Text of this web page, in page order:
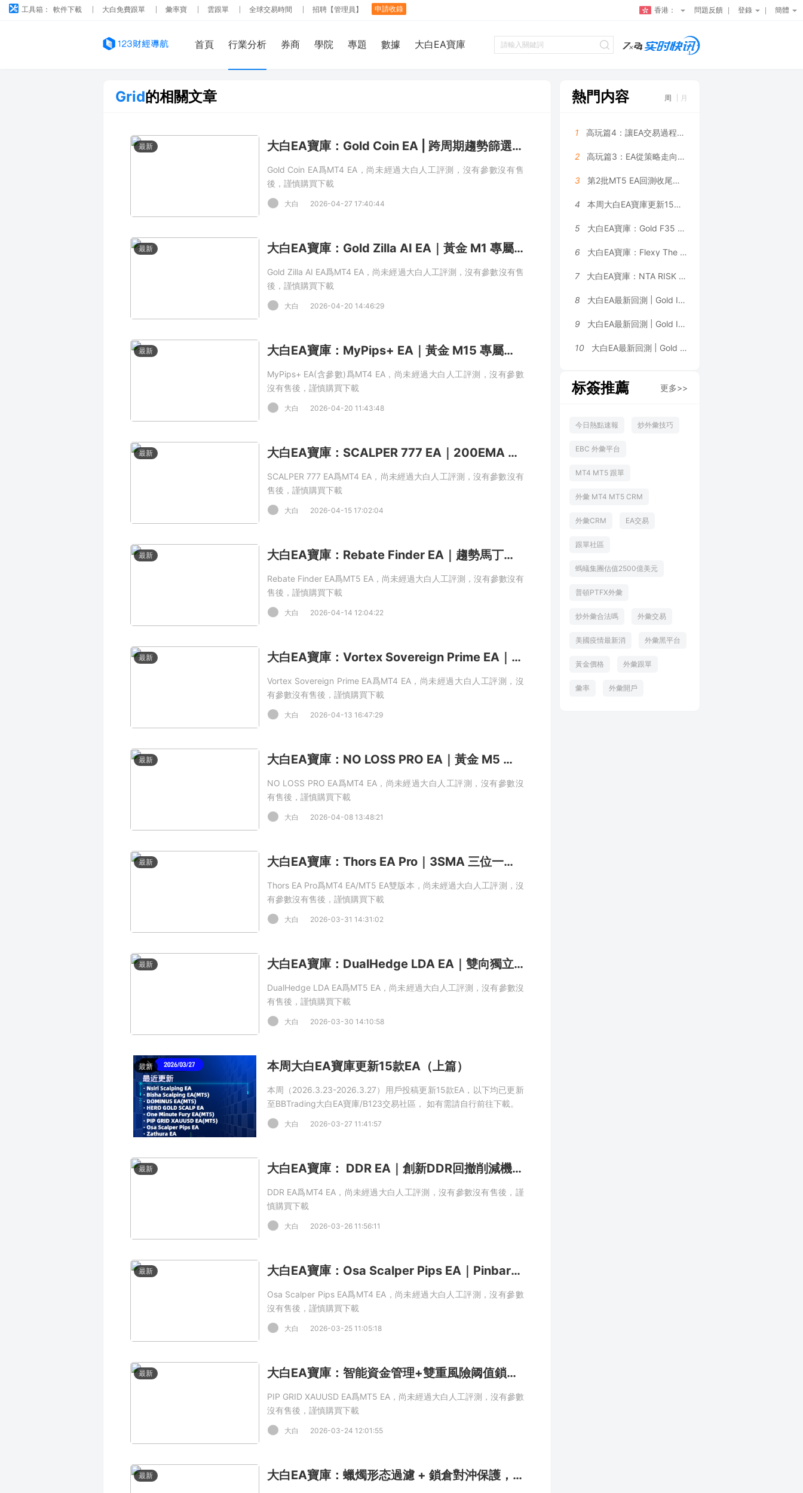
工具箱： 軟件下載 大白免費跟單 彙率寶 雲跟單 全球交易時間 招聘【管理員】 申請收錄 香港： 問題反饋 登錄 簡體
首頁 行業分析 券商 學院 專題 數據 大白EA寶庫
Grid的相關文章
最新 大白EA寶庫：Gold Coin EA | 跨周期趨勢篩選 + 智能網格加倉 + 全鏈路風控閉環 MT4 EA
Gold Coin EA爲MT4 EA，尚未經過大白人工評測，沒有參數沒有售
後，謹慎購買下載
大白 2026-04-27 17:40:44
最新 大白EA寶庫：Gold Zilla AI EA｜黃金 M1 專屬 AI 量化系統，五大策略矩陣 + AI 元管理雙驅動量化策略 MT4 EA
Gold Zilla AI EA爲MT4 EA，尚未經過大白人工評測，沒有參數沒有售
後，謹慎購買下載
大白 2026-04-20 14:46:29
最新 大白EA寶庫：MyPips+ EA｜黃金 M15 專屬雙周期量化，收盤 K 線确認 + 溫和網格策略 MT4 EA
MyPips+ EA(含參數)爲MT4 EA，尚未經過大白人工評測，沒有參數
沒有售後，謹慎購買下載
大白 2026-04-20 11:43:48
最新 大白EA寶庫：SCALPER 777 EA｜200EMA 順勢 + ATR 動态風控，短周期直盤智能網格剝頭皮 MT4 EA
SCALPER 777 EA爲MT4 EA，尚未經過大白人工評測，沒有參數沒有
售後，謹慎購買下載
大白 2026-04-15 17:02:04
最新 大白EA寶庫：Rebate Finder EA｜趨勢馬丁網格複合量化策略，籃子整體止盈 + 單邊持倉上限管控 MT5 EA
Rebate Finder EA爲MT5 EA，尚未經過大白人工評測，沒有參數沒有
售後，謹慎購買下載
大白 2026-04-14 12:04:22
最新 大白EA寶庫：Vortex Sovereign Prime EA｜雙引擎網格交易系統，NexusGrid 網格 + Phoenix 恢複引擎，虧損對沖 + 精準擇時 MT5 EA
Vortex Sovereign Prime EA爲MT4 EA，尚未經過大白人工評測，沒
有參數沒有售後，謹慎購買下載
大白 2026-04-13 16:47:29
最新 大白EA寶庫：NO LOSS PRO EA｜黃金 M5 專屬動态智能網格系統，波動率自适應加倉 + 三重市場過濾量化策略 MT4 EA
NO LOSS PRO EA爲MT4 EA，尚未經過大白人工評測，沒有參數沒
有售後，謹慎購買下載
大白 2026-04-08 13:48:21
最新 大白EA寶庫：Thors EA Pro｜3SMA 三位一體趨勢過濾 +三級動态對沖 + 智能恢複模式 MT4 EA / MT5 EA
Thors EA Pro爲MT4 EA/MT5 EA雙版本，尚未經過大白人工評測，沒
有參數沒有售後，謹慎購買下載
大白 2026-03-31 14:31:02
最新 大白EA寶庫：DualHedge LDA EA｜雙向獨立對沖 + 網格進化算法，雙重止盈（金額 / 點數），EURGBP/AUDCAD 交叉盤量化 MT5 EA
DualHedge LDA EA爲MT5 EA，尚未經過大白人工評測，沒有參數沒
有售後，謹慎購買下載
大白 2026-03-30 14:10:58
最新 本周大白EA寶庫更新15款EA（上篇）
本周（2026.3.23-2026.3.27）用戶投稿更新15款EA，以下均已更新
至BBTrading大白EA寶庫/B123交易社區， 如有需請自行前往下載。
大白 2026-03-27 11:41:57
最新 大白EA寶庫： DDR EA｜創新DDR回撤削減機制+進階網格邏輯，15層持倉上限，多貨币對兼容 MT4 EA
DDR EA爲MT4 EA，尚未經過大白人工評測，沒有參數沒有售後，謹
慎購買下載
大白 2026-03-26 11:56:11
最新 大白EA寶庫：Osa Scalper Pips EA｜Pinbar形态識别+MACD+OSA_fTrend雙重過濾，網格間距管理+最大訂單控制 MT4 EA
Osa Scalper Pips EA爲MT4 EA，尚未經過大白人工評測，沒有參數
沒有售後，謹慎購買下載
大白 2026-03-25 11:05:18
最新 大白EA寶庫：智能資金管理+雙重風險阈值鎖定，PIP GRID XAUUSD EA 動态網格優化+自動手數調整 MT5 EA
PIP GRID XAUUSD EA爲MT5 EA，尚未經過大白人工評測，沒有參數
沒有售後，謹慎購買下載
大白 2026-03-24 12:01:55
最新 大白EA寶庫：蠟燭形态過濾 + 鎖倉對沖保護，Eye Storm 多層入場 + 動态倍數因子 MT5 EA
熱門内容 周 月
1 高玩篇4：讓EA交易過程更可控——大白科普
2 高玩篇3：EA從策略走向系統——大白科普
3 第2批MT5 EA回測收尾，5個月利潤131萬美金是數據拟合嗎？
4 本周大白EA寶庫更新15款EA（上篇）
5 大白EA寶庫：Gold F35 EA｜動态網格量化系統，1.2 倍溫和加倉，固定 / 自适應網格間距雙模式自由切換 MT4 EA
6 大白EA寶庫：Flexy The Dragon EA｜靜态網格 / ATR 動态網格雙架構自由切換，單 K 線單層開倉限制，抑制無序加倉 MT4 EA
7 大白EA寶庫：NTA RISK EA｜全品種通用趨勢量化，MTF 五周期共振 EMA 矩陣，剝頭皮 & 波段兩用 MT4 EA
8 大白EA最新回測 | Gold ISIS MT4_fix [Live_Signal_-_MT4] EA 2026年回測利潤達32.46USD，勝率75.00%
9 大白EA最新回測 | Gold ISIS MT4_fix [Backtest-Low-3_strategies__1] EA 2026年回測利潤達32.46USD，勝率75.00%
10 大白EA最新回測 | Gold ISIS MT4_fix [Backtest-Very_Low-3_strategies__1] EA 2026年回測利潤達32.46USD，勝率75.00%
标簽推薦 更多>>
今日熱點速報 炒外彙技巧
EBC 外彙平台
MT4 MT5 跟單
外彙 MT4 MT5 CRM
外彙CRM EA交易
跟單社區
螞蟻集團估值2500億美元
普頓PTFX外彙
炒外彙合法嗎 外彙交易
美國疫情最新消 外彙黑平台
黃金價格 外彙跟單
彙率 外彙開戶